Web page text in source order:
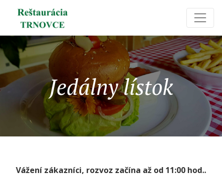
Jedálny lístok
Vážení zákazníci, rozvoz začína až od 11:00 hod..